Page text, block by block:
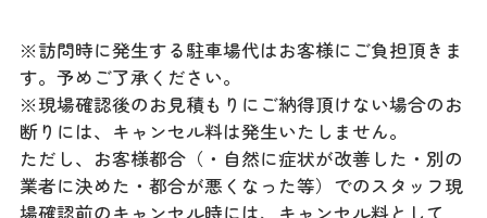
※訪問時に発生する駐車場代はお客様にご負担頂きま
す。予めご了承ください。
※現場確認後のお見積もりにご納得頂けない場合のお
断りには、キャンセル料は発生いたしません。
ただし、お客様都合（・自然に症状が改善した・別の
業者に決めた・都合が悪くなった等）でのスタッフ現
場確認前のキャンセル時には、キャンセル料として